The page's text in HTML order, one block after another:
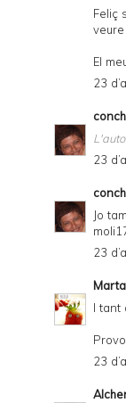
Feliç
El
23
23
Jo
23
I tant
23